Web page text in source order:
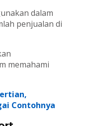
dalam
penjualan di
memahami
Contohnya